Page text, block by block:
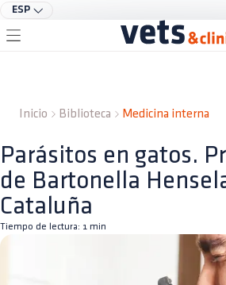
ESP
Inicio Biblioteca Medicina interna
Parásitos en gatos.
de Bartonella
Cataluña
Tiempo de lectura: 1 min